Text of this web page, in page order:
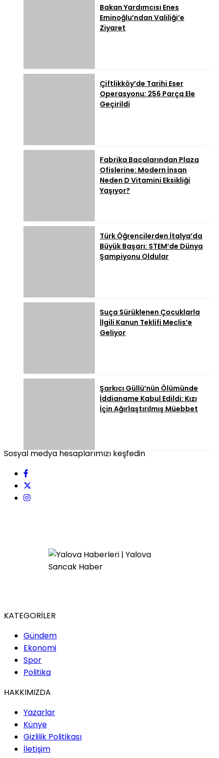
Bakan Yardımcısı Enes
Eminoğlu’ndan Valiliği’e
Ziyaret
Çiftlikköy’de Tarihi Eser
Operasyonu: 256 Parça Ele
Geçirildi
Fabrika Bacalarından Plaza
Ofislerine: Modern İnsan
Neden D Vitamini Eksikliği
Yaşıyor?
Türk Öğrencilerden İtalya’da
Büyük Başarı: STEM’de Dünya
Şampiyonu Oldular
Suça Sürüklenen Çocuklarla
İlgili Kanun Teklifi Meclis’e
Geliyor
Şarkıcı Güllü’nün Ölümünde
İddianame Kabul Edildi: Kızı
İçin Ağırlaştırılmış Müebbet
Sosyal medya hesaplarımızı keşfedin
KATEGORİLER
Gündem
Ekonomi
Spor
Politika
HAKKIMIZDA
Yazarlar
Künye
Gizlilik Politikası
İletişim